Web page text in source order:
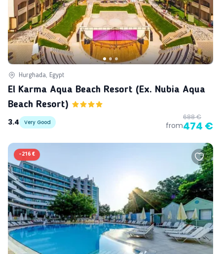
Hurghada, Egypt
El Karma Aqua Beach Resort (ex. Nubia Aqua
Beach Resort)
3.4
Very Good from
688 €
474 €
-216 €